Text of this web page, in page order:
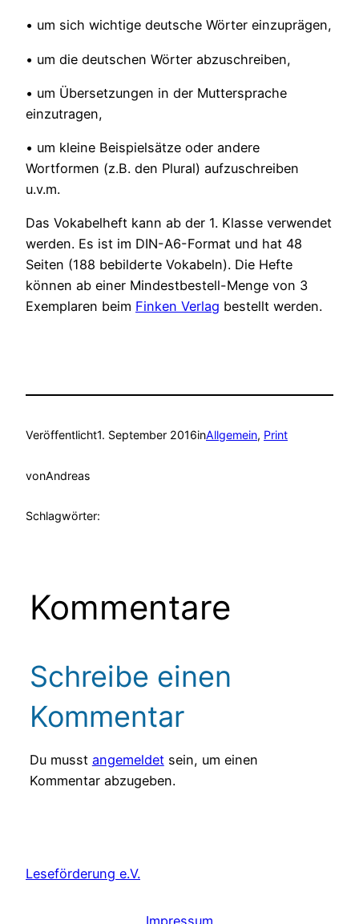
• um sich wichtige deutsche Wörter einzuprägen,
• um die deutschen Wörter abzuschreiben,
• um Übersetzungen in der Muttersprache
einzutragen,
• um kleine Beispielsätze oder andere
Wortformen (z.B. den Plural) aufzuschreiben
u.v.m.
Das Vokabelheft kann ab der 1. Klasse verwendet
werden. Es ist im DIN-A6-Format und hat 48
Seiten (188 bebilderte Vokabeln). Die Hefte
können ab einer Mindestbestell-Menge von 3
Exemplaren beim Finken Verlag bestellt werden.
Veröffentlicht1. September 2016inAllgemein, Print
vonAndreas
Schlagwörter:
Kommentare
Schreibe einen
Kommentar
Du musst angemeldetsein, um einen
Kommentar abzugeben.
Leseförderung e.V.
Impressum